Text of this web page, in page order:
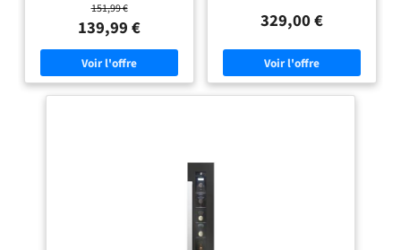
standard, et est également idéal
pour le stockage de bières et de
boissons en canette. Ce petit cave à
vin (25,5 x 51 x 61 cm) comprend 5
étagères chromées amovibles sur
toute la longueur, vous permettant
de ranger facilement des bouteilles
151,99 €
139,99 €
Éclairage interne : LED
329,00 €